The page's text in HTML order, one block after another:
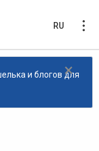
RU
×
и блогов для